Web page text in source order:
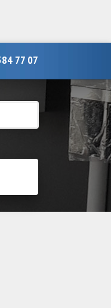
77 07